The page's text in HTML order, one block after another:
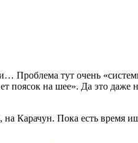
Проблема тут очень
поясок на шее». Да это
Карачун. Пока есть время